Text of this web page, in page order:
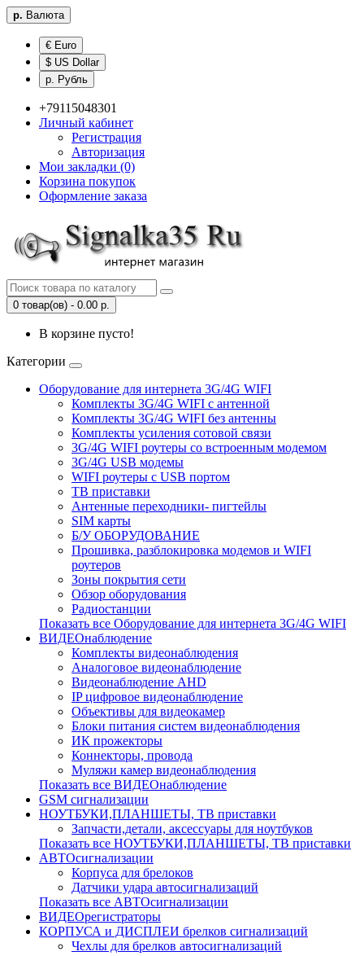
р. Валюта
€ Euro
$ US Dollar
р. Рубль
+79115048301
Личный кабинет
Регистрация
Авторизация
Мои закладки (0)
Корзина покупок
Оформление заказа
0 товар(ов) - 0.00 р.
В корзине пусто!
Категории
Оборудование для интернета 3G/4G WIFI
Комплекты 3G/4G WIFI с антенной
Комплекты 3G/4G WIFI без антенны
Комплекты усиления сотовой связи
3G/4G WIFI роутеры со встроенным модемом
3G/4G USB модемы
WIFI роутеры с USB портом
ТВ приставки
Антенные переходники- пигтейлы
SIM карты
Б/У ОБОРУДОВАНИЕ
Прошивка, разблокировка модемов и WIFI
роутеров
Зоны покрытия сети
Обзор оборудования
Радиостанции
Показать все Оборудование для интернета 3G/4G WIFI
ВИДЕОнаблюдение
Комплекты видеонаблюдения
Аналоговое видеонаблюдение
Видеонаблюдение AHD
IP цифровое видеонаблюдение
Объективы для видеокамер
Блоки питания систем видеонаблюдения
ИК прожекторы
Коннекторы, провода
Муляжи камер видеонаблюдения
Показать все ВИДЕОнаблюдение
GSM сигнализации
НОУТБУКИ,ПЛАНШЕТЫ, ТВ приставки
Запчасти,детали, аксессуары для ноутбуков
Показать все НОУТБУКИ,ПЛАНШЕТЫ, ТВ приставки
АВТОсигнализации
Корпуса для брелоков
Датчики удара автосигнализаций
Показать все АВТОсигнализации
ВИДЕОрегистраторы
КОРПУСА и ДИСПЛЕИ брелков сигнализаций
Чехлы для брелков автосигнализаций